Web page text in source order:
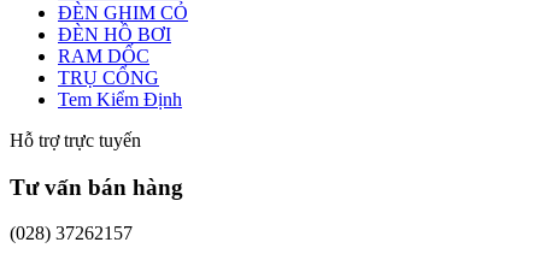
ĐÈN GHIM CỎ
ĐÈN HỒ BƠI
RAM DỐC
TRỤ CỔNG
Tem Kiểm Định
Hỗ trợ trực tuyến
Tư vấn bán hàng
(028) 37262157